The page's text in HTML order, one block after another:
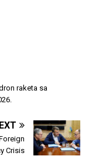
raketa sa
Crisis